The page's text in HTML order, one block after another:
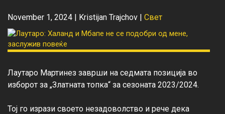
November 1, 2024 | Kristijan Trajchov | Свет
Лаутаро Мартинез заврши на седмата позиција во
изборот за „Златната топка“ за сезоната 2023/2024.
Тој го изрази своето незадоволство и рече дека